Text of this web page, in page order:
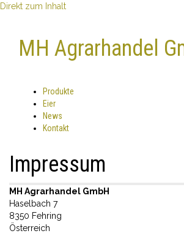
Direkt zum Inhalt
MH Agrarhandel
Produkte
Eier
News
Kontakt
Impressum
MH Agrarhandel GmbH
Haselbach 7
8350 Fehring
Österreich